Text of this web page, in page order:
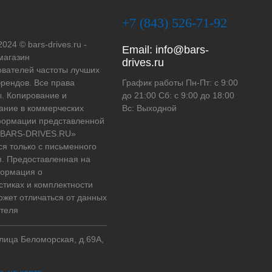
© bars-drives.ru -
частоты лучших
Все права
Копирование и
в коммерческих
представленной
DRIVES.RU»
только с письменного
Предоставленная на
о
и комплектности
отличаться от данных
Беломорская, д.69А,
+7 (843) 526-71-92
Email: info@bars-
drives.ru
График работы Пн-Пт: с 9:00
до 21:00 Сб: с 9:00 до 18:00
Вс: Выходной